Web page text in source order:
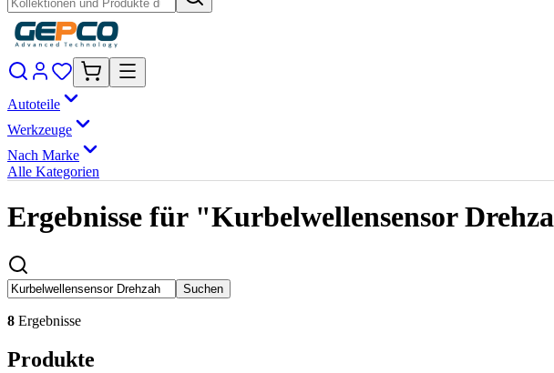
Autoteile
Werkzeuge
Nach Marke
Alle Kategorien
Ergebnisse für "Kurbelwellensensor
Suchen
8 Ergebnisse
Produkte